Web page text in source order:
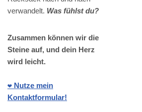
verwandelt. Was fühlst du?
Zusammen können wir die
Steine auf, und dein Herz
wird leicht.
❤️ Nutze mein
Kontaktformular!